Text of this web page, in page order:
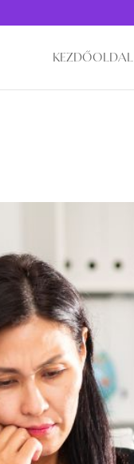
KEZDŐOLDAL